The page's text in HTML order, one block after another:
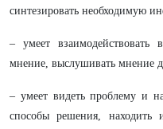
синтезировать необходимую
– умеет взаимодействовать
мнение, выслушивать мнение
– умеет видеть проблему и
способы решения, находить